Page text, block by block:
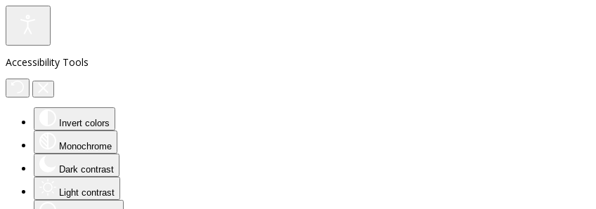
Accessibility Tools
Invert colors
Monochrome
Dark contrast
Light contrast